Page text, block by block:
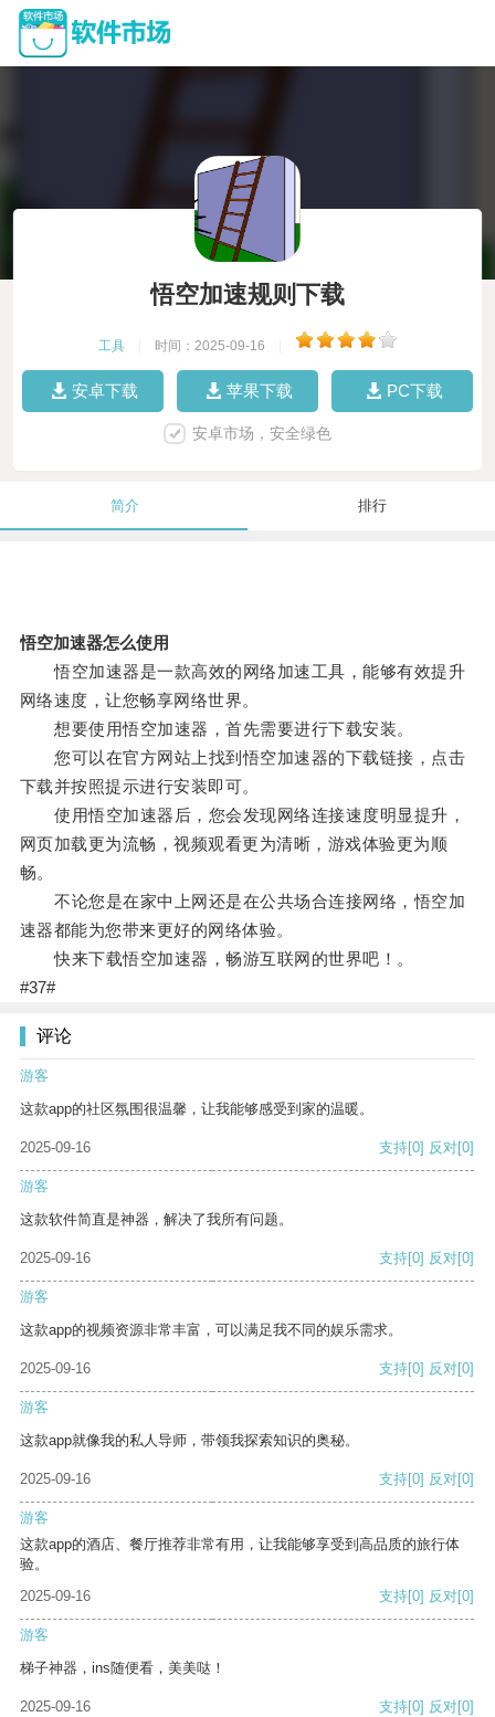
悟空加速规则下载
工具 时间：2025-09-16
安卓下载 苹果下载 PC下载
安卓市场，安全绿色
简介 排行
悟空加速器怎么使用
悟空加速器是一款高效的网络加速工具，能够有效提升
网络速度，让您畅享网络世界。
想要使用悟空加速器，首先需要进行下载安装。
您可以在官方网站上找到悟空加速器的下载链接，点击
下载并按照提示进行安装即可。
使用悟空加速器后，您会发现网络连接速度明显提升，
网页加载更为流畅，视频观看更为清晰，游戏体验更为顺
畅。
不论您是在家中上网还是在公共场合连接网络，悟空加
速器都能为您带来更好的网络体验。
快来下载悟空加速器，畅游互联网的世界吧！。
#37#
评论
游客
这款app的社区氛围很温馨，让我能够感受到家的温暖。
2025-09-16 支持[0] 反对[0]
游客
这款软件简直是神器，解决了我所有问题。
2025-09-16 支持[0] 反对[0]
游客
这款app的视频资源非常丰富，可以满足我不同的娱乐需求。
2025-09-16 支持[0] 反对[0]
游客
这款app就像我的私人导师，带领我探索知识的奥秘。
2025-09-16 支持[0] 反对[0]
游客
这款app的酒店、餐厅推荐非常有用，让我能够享受到高品质的旅行体
验。
2025-09-16
支持[0] 反对[0]
游客
梯子神器，ins随便看，美美哒！
2025-09-16 支持[0] 反对[0]